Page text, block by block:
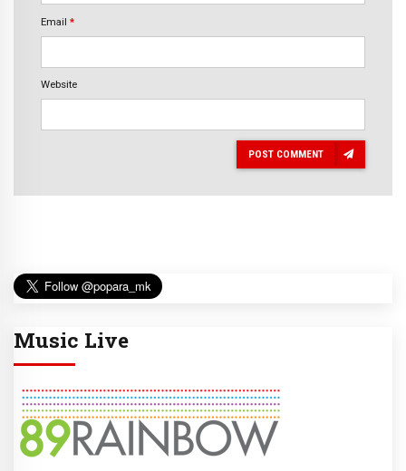
Email *
Website
POST COMMENT
Music Live